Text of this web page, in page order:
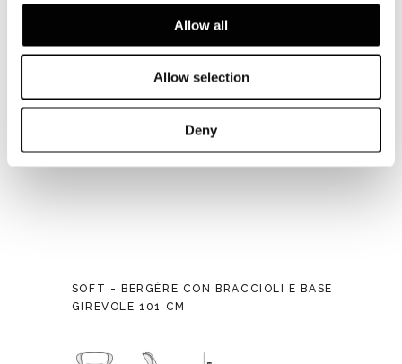
Allow all
Allow selection
Deny
SOFT - BERGÈRE CON BRACCIOLI E BASE
GIREVOLE 101 CM